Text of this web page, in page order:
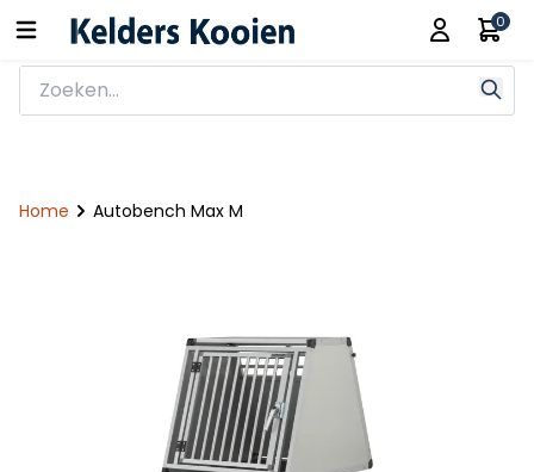
0
Home Autobench Max M